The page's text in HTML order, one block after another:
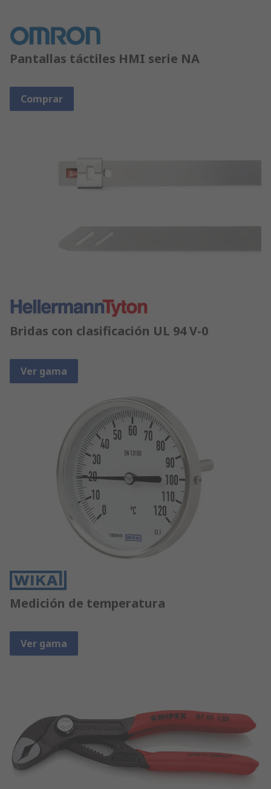
Pantallas táctiles HMI serie NA
Comprar
Bridas con clasificación UL 94 V-0
Ver gama
Medición de temperatura
Ver gama